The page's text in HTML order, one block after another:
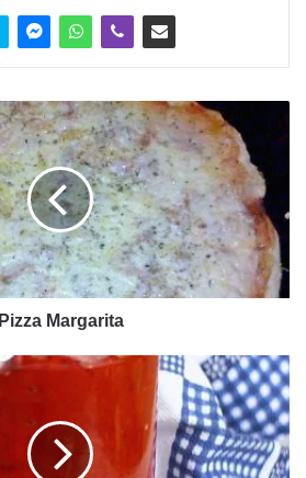
Pizza Margarita